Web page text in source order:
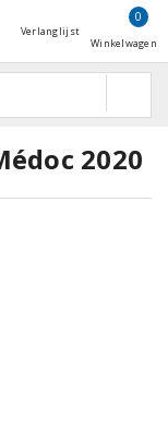
Verlanglijst
0
Winkelwagen
2020